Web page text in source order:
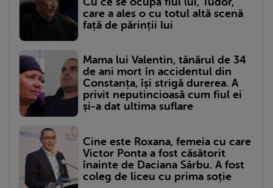
care a ales o cu totul altă scenă
față de părinții lui
Mama lui Valentin, tânărul de 34
de ani mort în accidentul din
Constanța, își strigă durerea. A
privit neputincioasă cum fiul ei
și-a dat ultima suflare
Cine este Roxana, femeia cu care
Victor Ponta a fost căsătorit
înainte de Daciana Sârbu. A fost
coleg de liceu cu prima soție